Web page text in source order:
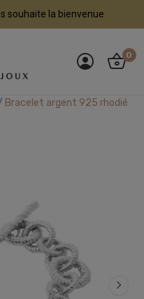
souhaite la bienvenue
0
Bracelet argent 925 rhodié